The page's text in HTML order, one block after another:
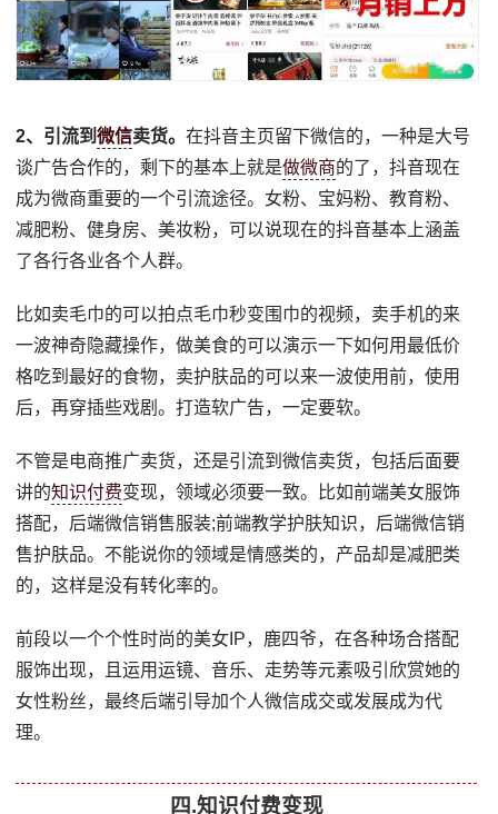
2、引流到微信卖货。在抖音主页留下微信的，一种是大号
谈广告合作的，剩下的基本上就是做微商的了，抖音现在
成为微商重要的一个引流途径。女粉、宝妈粉、教育粉、
减肥粉、健身房、美妆粉，可以说现在的抖音基本上涵盖
了各行各业各个人群。
比如卖毛巾的可以拍点毛巾秒变围巾的视频，卖手机的来
一波神奇隐藏操作，做美食的可以演示一下如何用最低价
格吃到最好的食物，卖护肤品的可以来一波使用前，使用
后，再穿插些戏剧。打造软广告，一定要软。
不管是电商推广卖货，还是引流到微信卖货，包括后面要
讲的知识付费变现，领域必须要一致。比如前端美女服饰
搭配，后端微信销售服装;前端教学护肤知识，后端微信销
售护肤品。不能说你的领域是情感类的，产品却是减肥类
的，这样是没有转化率的。
前段以一个个性时尚的美女IP，鹿四爷，在各种场合搭配
服饰出现，且运用运镜、音乐、走势等元素吸引欣赏她的
女性粉丝，最终后端引导加个人微信成交或发展成为代
理。
四.知识付费变现